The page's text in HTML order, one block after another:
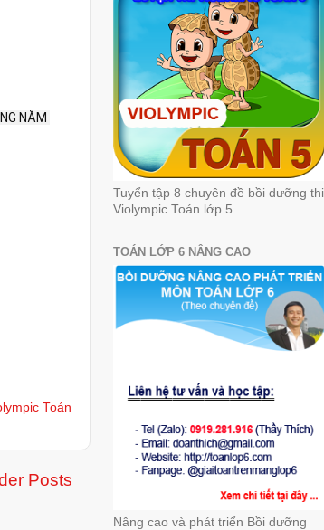
NĂM
Toán
Posts
Tuyển tập 8 chuyên đề bồi dưỡng thi
Violympic Toán lớp 5
TOÁN LỚP 6 NÂNG CAO
Nâng cao và phát triển Bồi dưỡng